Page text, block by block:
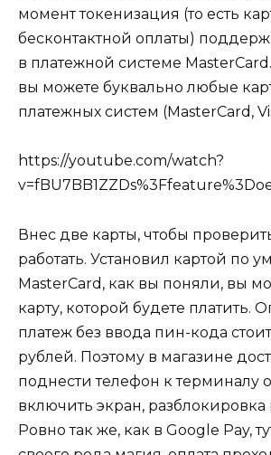
момент токенизация (то есть
бесконтактной оплаты)
в платежной системе
вы можете буквально любые
платежных систем (MasterCard,
https://youtube.com/watch?
Внес две карты, чтобы
работать. Установил картой по
MasterCard, как вы поняли, вы
карту, которой будете платить.
платеж без ввода пин-кода
рублей. Поэтому в магазине
поднести телефон к терминалу
включить экран, разблокировка
Ровно так же, как в Google Pay,